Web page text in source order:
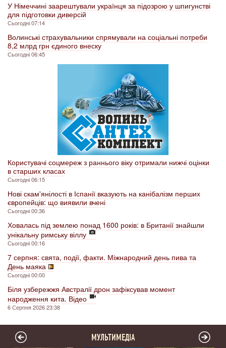
У Німеччині заарештували українця за підозрою у шпигунстві
для підготовки диверсій
Сьогодні 07:14
Волинські страхувальники спрямували на соціальні потреби
8,2 млрд грн єдиного внеску
Сьогодні 06:45
Користувачі соцмереж з раннього віку отримали нижчі оцінки
в старших класах
Сьогодні 06:15
Нові скам'янілості в Іспанії вказують на канібалізм перших
європейців: що виявили вчені
Сьогодні 00:36
Ховалась під землею понад 1600 років: в Британії знайшли
унікальну римську віллу
Сьогодні 00:16
7 серпня: свята, події, факти. Міжнародний день пива та
День маяка
Сьогодні 00:00
Біля узбережжя Австралії дрон зафіксував момент
народження кита. Відео
6 Серпня 2026 23:38
МУЛЬТИМЕДІА